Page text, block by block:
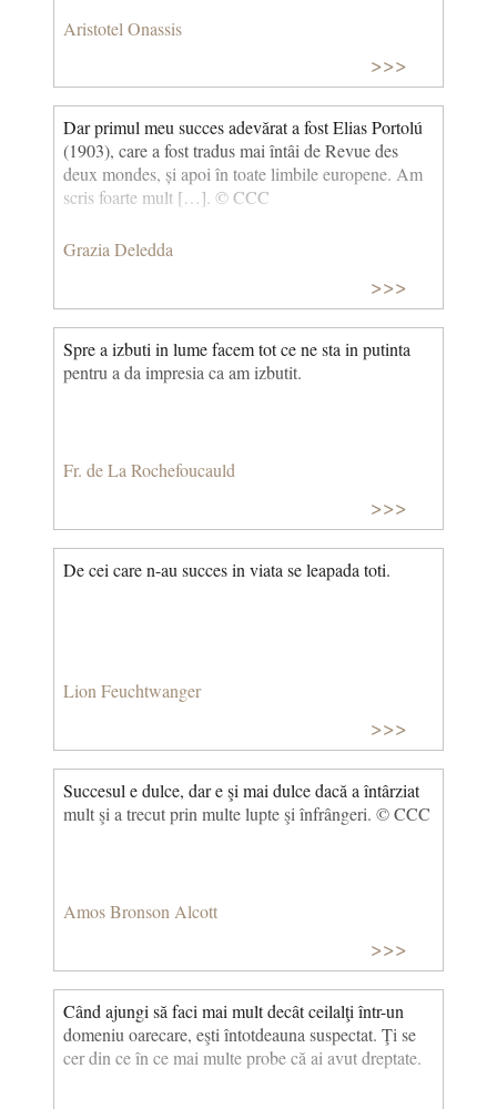
Aristotel Onassis
>>>
Dar primul meu succes adevărat a fost Elias Portolú
(1903), care a fost tradus mai întâi de Revue des
deux mondes, și apoi în toate limbile europene. Am
scris foarte mult […]. © CCC
Grazia Deledda
>>>
Spre a izbuti in lume facem tot ce ne sta in putinta
pentru a da impresia ca am izbutit.
Fr. de La Rochefoucauld
>>>
De cei care n-au succes in viata se leapada toti.
Lion Feuchtwanger
>>>
Succesul e dulce, dar e şi mai dulce dacă a întârziat
mult şi a trecut prin multe lupte şi înfrângeri. © CCC
Amos Bronson Alcott
>>>
Când ajungi să faci mai mult decât ceilalţi într-un
domeniu oarecare, eşti întotdeauna suspectat. Ţi se
cer din ce în ce mai multe probe că ai avut dreptate.